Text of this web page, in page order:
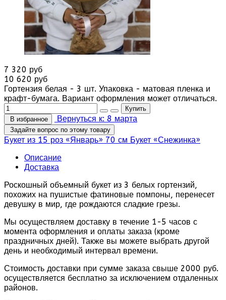
7 320 руб
10 620 руб
Гортензия белая - 3 шт. Упаковка - матовая пленка и
крафт-бумага. Вариант оформления может отличаться.
В избранное Вернуться к: 8 марта
Задайте вопрос по этому товару
Букет из 15 роз «Январь» 70 см Букет «Снежинка»
Описание
Доставка
Роскошный объемный букет из 3 белых гортензий,
похожих на пушистые фатиновые помпоны, перенесет
девушку в мир, где рождаются сладкие грезы.
Мы осуществляем доставку в течение 1-5 часов с
момента оформления и оплаты заказа (кроме
праздничных дней). Также вы можете выбрать другой
день и необходимый интервал времени.
Стоимость доставки при сумме заказа свыше 2000 руб.
осуществляется бесплатно за исключением отдаленных
районов.